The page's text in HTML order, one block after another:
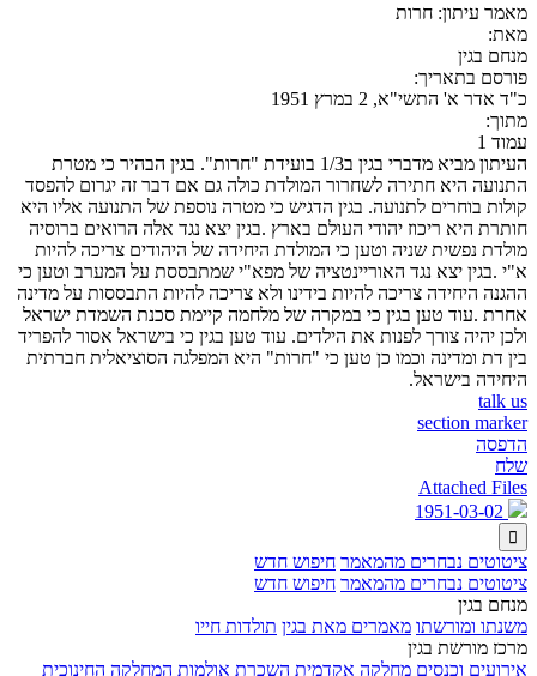
מאמר עיתון: חרות
מאת:
מנחם בגין
פורסם בתאריך:
כ"ד אדר א' התשי"א, 2 במרץ 1951
מתוך:
עמוד 1
העיתון מביא מדברי בגין ב1/3 בועידת "חרות". בגין הבהיר כי מטרת
התנועה היא חתירה לשחרור המולדת כולה גם אם דבר זה יגרום להפסד
קולות בוחרים לתנועה. בגין הדגיש כי מטרה נוספת של התנועה אליו היא
חותרת היא ריכוז יהודי העולם בארץ .בגין יצא נגד אלה הרואים ברוסיה
מולדת נפשית שניה וטען כי המולדת היחידה של היהודים צריכה להיות
א"י .בגין יצא נגד האוריינטציה של מפא"י שמתבססת על המערב וטען כי
ההגנה היחידה צריכה להיות בידינו ולא צריכה להיות התבססות על מדינה
אחרת .עוד טען בגין כי במקרה של מלחמה קיימת סכנת השמדת ישראל
ולכן יהיה צורך לפנות את הילדים. עוד טען בגין כי בישראל אסור להפריד
בין דת ומדינה וכמו כן טען כי "חרות" היא המפלגה הסוציאלית חברתית
היחידה בישראל.
talk us
section marker
הדפסה
שלח
Attached Files

ציטוטים נבחרים מהמאמר חיפוש חדש
ציטוטים נבחרים מהמאמר חיפוש חדש
מנחם בגין
משנתו ומורשתו מאמרים מאת בגין תולדות חייו
מרכז מורשת בגין
אירועים וכנסים מחלקה אקדמית השכרת אולמות המחלקה החינוכית